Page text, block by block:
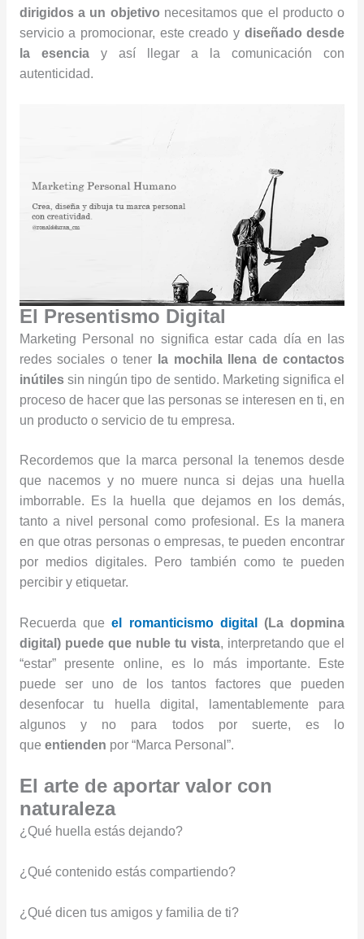
dirigidos a un objetivo necesitamos que el producto o
servicio a promocionar, este creado y diseñado desde
la esenciay así llegar a la comunicación con
autenticidad.
El Presentismo Digital
Marketing Personal no significa estar cada día en las
redes sociales o tener
la mochila llena de contactos
inútilessin ningún tipo de sentido. Marketing significa el
proceso de hacer que las personas se interesen en ti, en
un producto o servicio de tu empresa.
Recordemos que la marca personal la tenemos desde
que nacemos y no muere nunca si dejas una huella
imborrable. Es la huella que dejamos en los demás,
tanto a nivel personal como profesional. Es la manera
en que otras personas o empresas, te pueden encontrar
por medios digitales. Pero también como te pueden
percibir y etiquetar.
Recuerda queel romanticismo digital
(La dopmina
digital) puede que nuble tu vista, interpretando que el
“estar” presente online, es lo más importante. Este
puede ser uno de los tantos factores que pueden
desenfocar tu huella digital, lamentablemente para
algunos y no para todos por suerte, es lo
que entienden por “Marca Personal”.
El arte de aportar valor con
naturaleza
¿Qué huella estás dejando?
¿Qué contenido estás compartiendo?
¿Qué dicen tus amigos y familia de ti?